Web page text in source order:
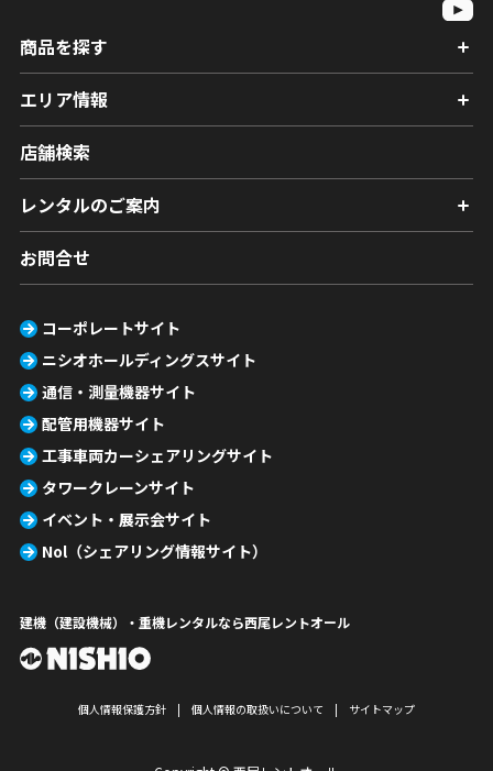
商品を探す
エリア情報
店舗検索
レンタルのご案内
お問合せ
コーポレートサイト
ニシオホールディングスサイト
通信・測量機器サイト
配管用機器サイト
工事車両カーシェアリングサイト
タワークレーンサイト
イベント・展示会サイト
Nol（シェアリング情報サイト）
建機（建設機械）・重機レンタルなら西尾レントオール
個人情報保護方針 個人情報の取扱いについて サイトマップ